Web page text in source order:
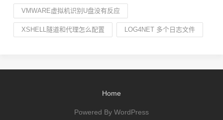
VMWARE虚拟机识别U盘没有反应
XSHELL隧道和代理怎么配置 LOG4NET 多个日志文件
Home
Powered By WordPress